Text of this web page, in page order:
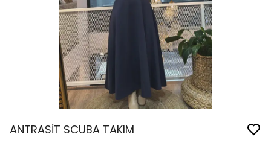
ANTRASİT SCUBA TAKIM